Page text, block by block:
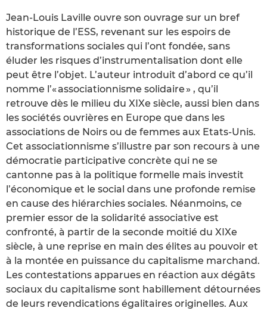
Jean-Louis Laville ouvre son ouvrage sur un bref
historique de l’ESS, revenant sur les espoirs de
transformations sociales qui l’ont fondée, sans
éluder les risques d’instrumentalisation dont elle
peut être l’objet. L’auteur introduit d’abord ce qu’il
nomme l’« associationnisme solidaire » , qu’il
retrouve dès le milieu du XIXe siècle, aussi bien dans
les sociétés ouvrières en Europe que dans les
associations de Noirs ou de femmes aux Etats-Unis.
Cet associationnisme s’illustre par son recours à une
démocratie participative concrète qui ne se
cantonne pas à la politique formelle mais investit
l’économique et le social dans une profonde remise
en cause des hiérarchies sociales. Néanmoins, ce
premier essor de la solidarité associative est
confronté, à partir de la seconde moitié du XIXe
siècle, à une reprise en main des élites au pouvoir et
à la montée en puissance du capitalisme marchand.
Les contestations apparues en réaction aux dégâts
sociaux du capitalisme sont habillement détournées
de leurs revendications égalitaires originelles. Aux